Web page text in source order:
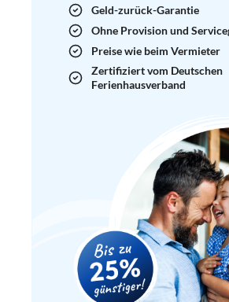
Geld-zurück-Garantie
Ohne Provision und
Preise wie beim Vermieter
Zertifiziert vom Deutschen
Ferienhausverband